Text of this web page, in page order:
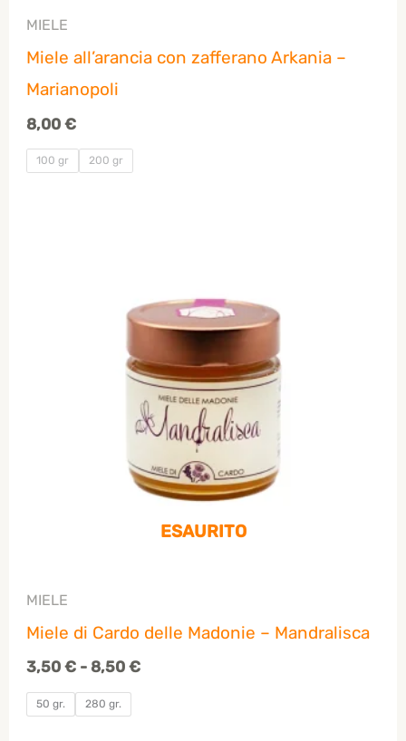
MIELE
Miele all’arancia con zafferano Arkania –
Marianopoli
8,00€
100 gr 200 gr
ESAURITO
MIELE
Miele di Cardo delle Madonie – Mandralisca
3,50€ - 8,50€
3,50 €
a
8,50 €
50 gr. 280 gr.